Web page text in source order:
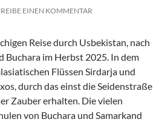
EINEN KOMMENTAR
Reise durch Usbekistan, nach
Buchara im Herbst 2025. In dem
Flüssen Sirdarja und
durch das einst die Seidenstraße
Zauber erhalten. Die vielen
von Buchara und Samarkand